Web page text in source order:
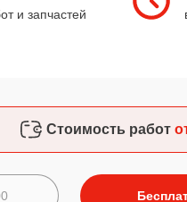
и запчастей
Стоимость работ